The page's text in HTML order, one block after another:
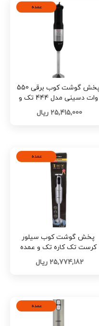
عمده
پخش گوشت کوب برقی 550
وات دسینی مدل 444 تک و
عمده کد G6525
25,415,000 ریال
عمده
پخش گوشت کوب سیلور
کرست تک کاره تک و عمده
25,774,182 ریال
عمده